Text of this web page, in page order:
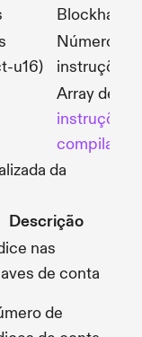
Blockhash
u16)
Número de
instruções
Array de
instruções
compiladas
da
Descrição
nas
de conta
de